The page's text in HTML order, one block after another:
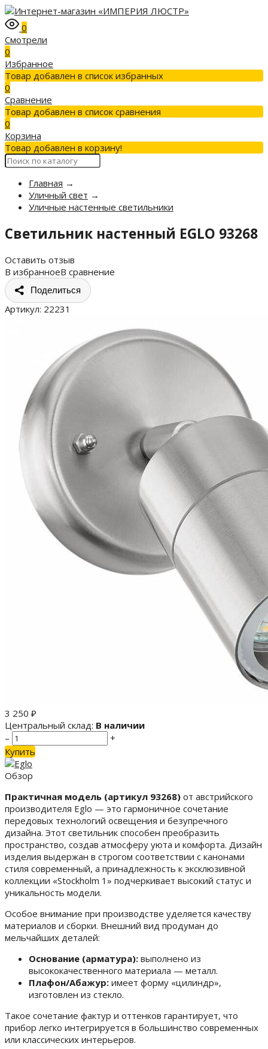
0
Смотрели
0
Избранное
Товар добавлен в список избранных
0
Сравнение
Товар добавлен в список сравнения
0
Корзина
Товар добавлен в корзину!
Главная →
Уличный свет →
Уличные настенные светильники
Светильник настенный EGLO 93268
Оставить отзыв
В избранноеВ сравнение
Поделиться
Артикул: 22231
3 250 ₽
Центральный склад: В наличии
–
+
Купить
Обзор
Практичная модель (артикул 93268) от австрийского
производителя Eglo — это гармоничное сочетание
передовых технологий освещения и безупречного
дизайна. Этот светильник способен преобразить
пространство, создав атмосферу уюта и комфорта. Дизайн
изделия выдержан в строгом соответствии с канонами
стиля современный, а принадлежность к эксклюзивной
коллекции «Stockholm 1» подчеркивает высокий статус и
уникальность модели.
Особое внимание при производстве уделяется качеству
материалов и сборки. Внешний вид продуман до
мельчайших деталей:
Основание (арматура): выполнено из
высококачественного материала — металл.
Плафон/Абажур: имеет форму «цилиндр»,
изготовлен из стекло.
Такое сочетание фактур и оттенков гарантирует, что
прибор легко интегрируется в большинство современных
или классических интерьеров.